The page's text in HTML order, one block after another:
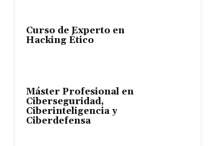
Curso de Experto en
Hacking Ético
Máster Profesional en
Ciberseguridad,
Ciberinteligencia y
Ciberdefensa